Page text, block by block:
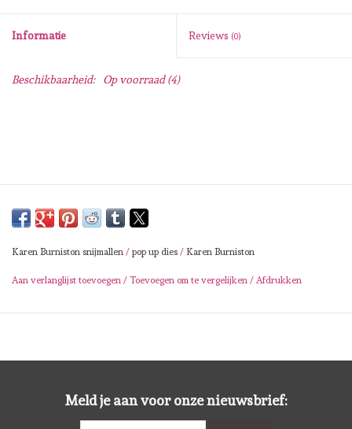
schudmateriaal
Lesia Zgharda
OLO Markers
Impronte D'autore
Siliconen mal
Informatie Reviews (0)
Beschikbaarheid: Op voorraad(4)
Karen Burniston snijmallen / pop up dies / Karen Burniston
Aan verlanglijst toevoegen / Toevoegen om te vergelijken / Afdrukken
Meld je aan voor onze nieuwsbrief: